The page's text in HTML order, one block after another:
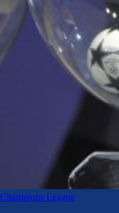
Champions League